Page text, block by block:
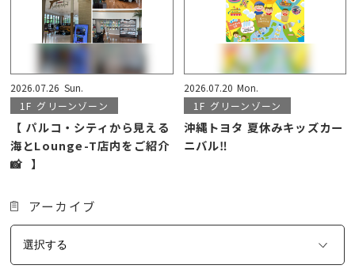
2026.07.26 Sun.
1F グリーンゾーン
【 パルコ・シティから見える
海とLounge-T店内をご紹介
📸⠀】
2026.07.20 Mon.
1F グリーンゾーン
沖縄トヨタ 夏休みキッズカー
ニバル‼️
アーカイブ